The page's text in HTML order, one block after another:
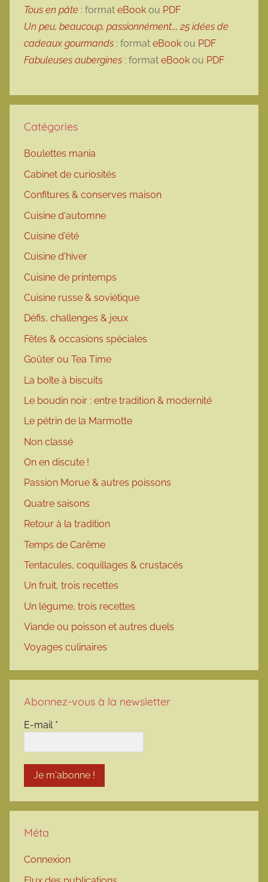
Tous en pâte : format eBook ou PDF
Un peu, beaucoup, passionnément…, 25 idées de
cadeaux gourmands : format eBook ou PDF
Fabuleuses aubergines : format eBook ou PDF
Catégories
Boulettes mania
Cabinet de curiosités
Confitures & conserves maison
Cuisine d'automne
Cuisine d'été
Cuisine d'hiver
Cuisine de printemps
Cuisine russe & soviétique
Défis, challenges & jeux
Fêtes & occasions spéciales
Goûter ou Tea Time
La boîte à biscuits
Le boudin noir : entre tradition & modernité
Le pétrin de la Marmotte
Non classé
On en discute !
Passion Morue & autres poissons
Quatre saisons
Retour à la tradition
Temps de Carême
Tentacules, coquillages & crustacés
Un fruit, trois recettes
Un légume, trois recettes
Viande ou poisson et autres duels
Voyages culinaires
Abonnez-vous à la newsletter
E-mail *
Méta
Connexion